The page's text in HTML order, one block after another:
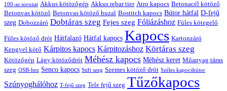
Kapcsolat
100-as sorozat Akkus kötözőgép Akkus rebar tier Atro kapocs Betonacél kötöző
Betonvas kötöző Betonvas kötöző huzal Bostitch kapocs Bútor hátfal D-fejű
szeg Dobozzáró Dobtáras szeg Fejes szeg Fóliázáshoz Füles kötegelő
Füles kötöző drót Hátfalazó Hátfal kapocs Kapocs Kartonzáró
Kengyel kötő Kárpitos kapocs Kárpitozáshoz Körtáras szeg
Kötözőgép Lágy kötöződrót Méhész kapocs Méhész keret Műanyag táras
szeg OSB-hez Senco kapocs Stift szeg Szemes kötöző drót Széles kapocsbútor
Szúnyoghálóhoz T-fejű szeg Tele fejű szeg Tűzőkapocs